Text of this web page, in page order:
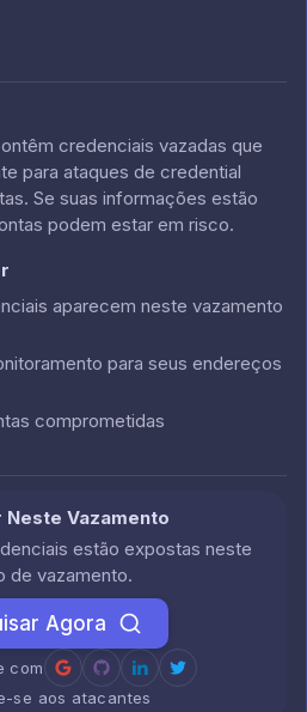
credenciais vazadas que
para ataques de credential
Se suas informações estão
podem estar em risco.
aparecem neste vazamento
para seus endereços
comprometidas
Neste Vazamento
estão expostas neste
de vazamento.
Agora
com
se aos atacantes